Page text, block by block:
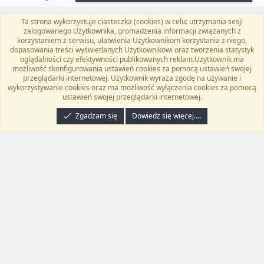
Flat Awesome + (Parent DO NOT EDIT)
Polski (PL)
Kontakt
Regulamin Polityka prywatności Pomoc
TwitterKontakt
RSS
Community platform by XenForo® © 2010-2024 XenForo Ltd.
programyzadarmo.net.pl . | Xenforo Add-ons
Email Check by MPM.PM
Ta strona wykorzystuje ciasteczka (cookies) w celu: utrzymania sesji
zalogowanego Użytkownika, gromadzenia informacji związanych z
korzystaniem z serwisu, ułatwienia Użytkownikom korzystania z niego,
dopasowania treści wyświetlanych Użytkownikowi oraz tworzenia statystyk
oglądalności czy efektywności publikowanych reklam.Użytkownik ma
możliwość skonfigurowania ustawień cookies za pomocą ustawień swojej
przeglądarki internetowej. Użytkownik wyraża zgodę na używanie i
wykorzystywanie cookies oraz ma możliwość wyłączenia cookies za pomocą
ustawień swojej przeglądarki internetowej.
Zgadzam się
Dowiedz się więcej.…